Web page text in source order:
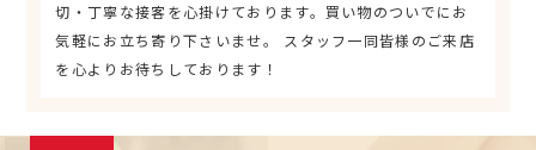
切・丁寧な接客を心掛けております。買い物のついでにお
気軽にお立ち寄り下さいませ。 スタッフ一同皆様のご来店
を心よりお待ちしております！